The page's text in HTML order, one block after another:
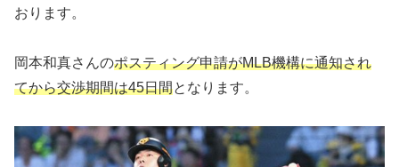
おります。
岡本和真さんのポスティング申請がMLB機構に通知され
てから交渉期間は45日間となります。